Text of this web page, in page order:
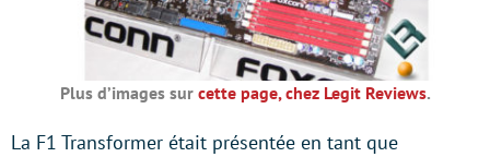
Plus d’images sur cette page, chez Legit Reviews.
La F1 Transformer était présentée en tant que